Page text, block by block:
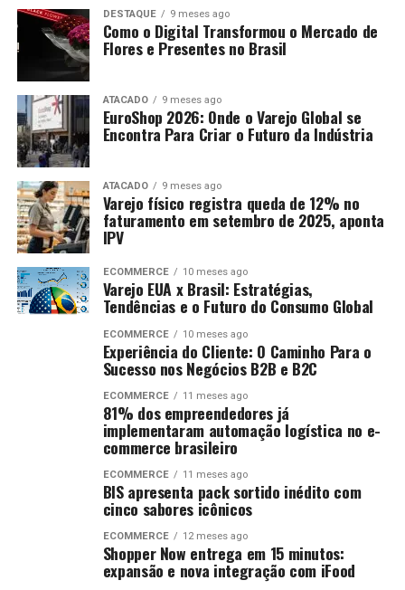
DESTAQUE 9 meses ago
Como o Digital Transformou o Mercado de
Flores e Presentes no Brasil
ATACADO 9 meses ago
EuroShop 2026: Onde o Varejo Global se
Encontra Para Criar o Futuro da Indústria
ATACADO 9 meses ago
Varejo físico registra queda de 12% no
faturamento em setembro de 2025, aponta
IPV
ECOMMERCE 10 meses ago
Varejo EUA x Brasil: Estratégias,
Tendências e o Futuro do Consumo Global
ECOMMERCE 10 meses ago
Experiência do Cliente: O Caminho Para o
Sucesso nos Negócios B2B e B2C
ECOMMERCE 11 meses ago
81% dos empreendedores já
implementaram automação logística no e-
commerce brasileiro
ECOMMERCE 11 meses ago
BIS apresenta pack sortido inédito com
cinco sabores icônicos
ECOMMERCE 12 meses ago
Shopper Now entrega em 15 minutos:
expansão e nova integração com iFood